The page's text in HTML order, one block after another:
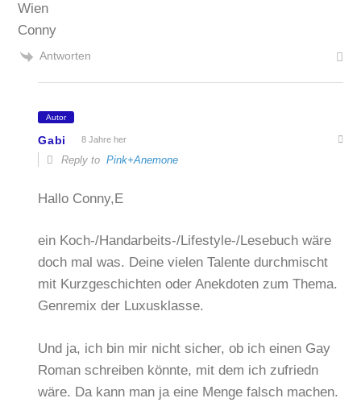
Wien
Conny
Antworten
Autor
Gabi 8 Jahre her
Reply toPink+Anemone
Hallo Conny,E
ein Koch-/Handarbeits-/Lifestyle-/Lesebuch wäre
doch mal was. Deine vielen Talente durchmischt
mit Kurzgeschichten oder Anekdoten zum Thema.
Genremix der Luxusklasse.
Und ja, ich bin mir nicht sicher, ob ich einen Gay
Roman schreiben könnte, mit dem ich zufriedn
wäre. Da kann man ja eine Menge falsch machen.